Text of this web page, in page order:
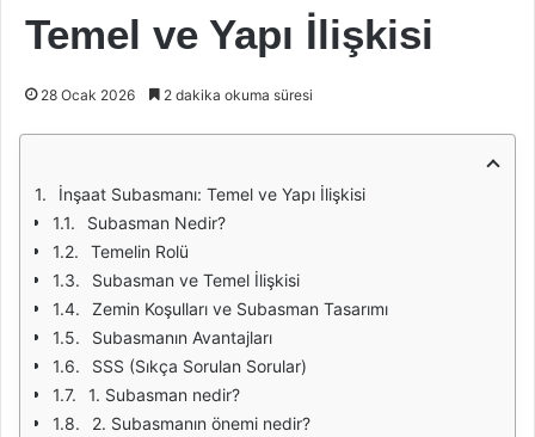
Temel ve Yapı İlişkisi
28 Ocak 2026 2 dakika okuma süresi
İnşaat Subasmanı: Temel ve Yapı İlişkisi
Subasman Nedir?
Temelin Rolü
Subasman ve Temel İlişkisi
Zemin Koşulları ve Subasman Tasarımı
Subasmanın Avantajları
SSS (Sıkça Sorulan Sorular)
1. Subasman nedir?
2. Subasmanın önemi nedir?